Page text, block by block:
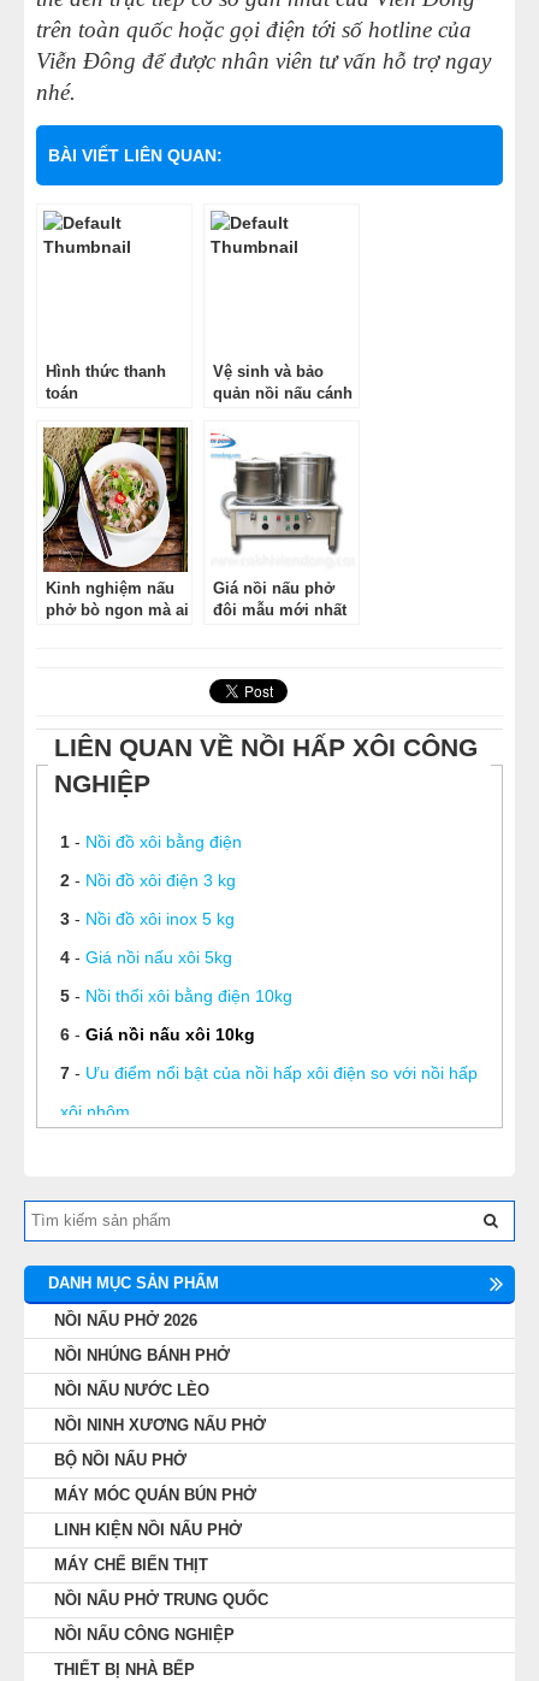
trên toàn quốc hoặc gọi điện tới số hotline của
Viễn Đông để được nhân viên tư vấn hỗ trợ ngay
nhé.
BÀI VIẾT LIÊN QUAN:
Hình thức thanh
toán
Vệ sinh và bảo
quản nồi nấu cánh
như thế nào?
Kinh nghiệm nấu
phở bò ngon mà ai
Giá nồi nấu phở
đôi mẫu mới nhất
LIÊN QUAN VỀ NỒI HẤP XÔI CÔNG
NGHIỆP
1- Nồi đồ xôi bằng điện
2- Nồi đồ xôi điện 3 kg
3- Nồi đồ xôi inox 5 kg
4- Giá nồi nấu xôi 5kg
5- Nồi thổi xôi bằng điện 10kg
6- Giá nồi nấu xôi 10kg
7- Ưu điểm nổi bật của nồi hấp xôi điện so với nồi hấp
xôi nhôm
9-Hướng dẫn vệ sinh và bảo quản nồi nấu xôi điện đơn
giản nhất
10-Nồi hấp xôi 5kg – Lựa chọn hàng đầu cho các hộ
kinh doanh xôi
11-Nồi nấu xôi bằng inox
12-Giá nồi nấu xôi bằng điện
13 -Nồi hấp xôi bằng điện Viễn Đông
DANH MỤC SẢN PHẨM
NỒI NẤU PHỞ 2026
NỒI NHÚNG BÁNH PHỞ
NỒI NẤU NƯỚC LÈO
NỒI NINH XƯƠNG NẤU PHỞ
BỘ NỒI NẤU PHỞ
MÁY MÓC QUÁN BÚN PHỞ
LINH KIỆN NỒI NẤU PHỞ
MÁY CHẾ BIẾN THỊT
NỒI NẤU PHỞ TRUNG QUỐC
NỒI NẤU CÔNG NGHIỆP
THIẾT BỊ NHÀ BẾP